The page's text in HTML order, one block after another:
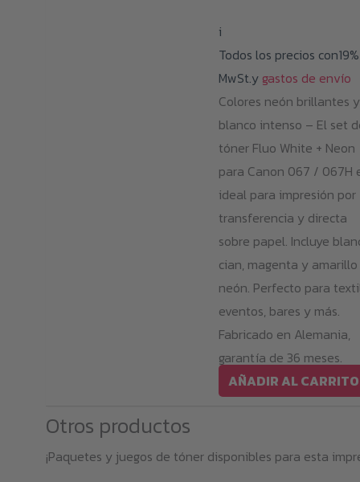
i
Todos los precios con19%
MwSt.y gastos de envío
Colores neón brillantes y
blanco intenso – El set
tóner Fluo White + Neon
para Canon 067 / 067H
ideal para impresión por
transferencia y directa
sobre papel. Incluye
cian, magenta y amarillo
neón. Perfecto para
eventos, bares y más.
Fabricado en Alemania,
garantía de 36 meses.
AÑADIR AL CARRITO
Otros productos
¡Paquetes y juegos de tóner disponibles para esta